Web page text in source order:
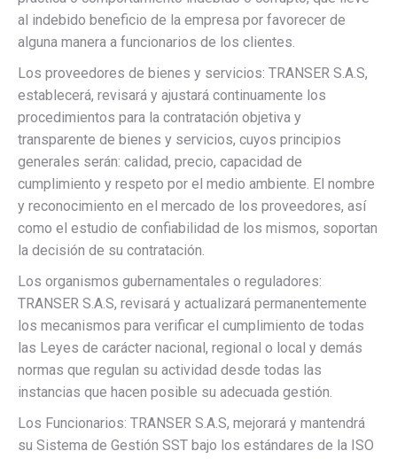
al indebido beneficio de la empresa por favorecer de
alguna manera a funcionarios de los clientes.
Los proveedores de bienes y servicios: TRANSER S.A.S,
establecerá, revisará y ajustará continuamente los
procedimientos para la contratación objetiva y
transparente de bienes y servicios, cuyos principios
generales serán: calidad, precio, capacidad de
cumplimiento y respeto por el medio ambiente. El nombre
y reconocimiento en el mercado de los proveedores, así
como el estudio de confiabilidad de los mismos, soportan
la decisión de su contratación.
Los organismos gubernamentales o reguladores:
TRANSER S.A.S, revisará y actualizará permanentemente
los mecanismos para verificar el cumplimiento de todas
las Leyes de carácter nacional, regional o local y demás
normas que regulan su actividad desde todas las
instancias que hacen posible su adecuada gestión.
Los Funcionarios: TRANSER S.A.S, mejorará y mantendrá
su Sistema de Gestión SST bajo los estándares de la ISO